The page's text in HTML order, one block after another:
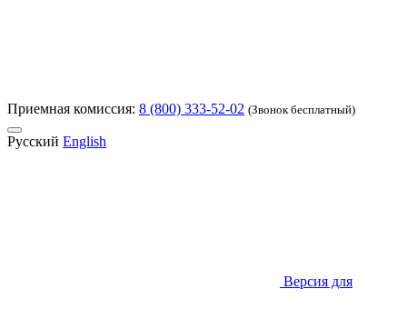
Приемная комиссия: 8 (800) 333-52-02 (Звонок бесплатный)
Русский English
Версия для